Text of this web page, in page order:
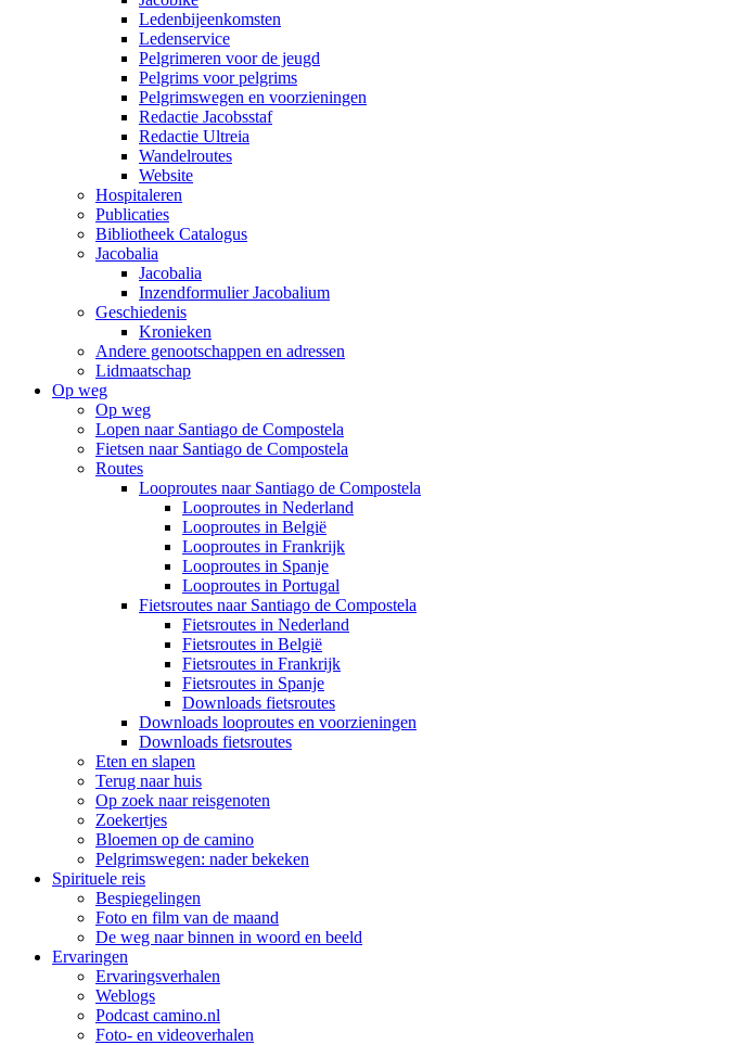
Ledenbijeenkomsten
Ledenservice
Pelgrimeren voor de jeugd
Pelgrims voor pelgrims
Pelgrimswegen en voorzieningen
Redactie Jacobsstaf
Redactie Ultreia
Wandelroutes
Website
Hospitaleren
Publicaties
Bibliotheek Catalogus
Jacobalia
Jacobalia
Inzendformulier Jacobalium
Geschiedenis
Kronieken
Andere genootschappen en adressen
Lidmaatschap
Op weg
Op weg
Lopen naar Santiago de Compostela
Fietsen naar Santiago de Compostela
Routes
Looproutes naar Santiago de Compostela
Looproutes in Nederland
Looproutes in België
Looproutes in Frankrijk
Looproutes in Spanje
Looproutes in Portugal
Fietsroutes naar Santiago de Compostela
Fietsroutes in Nederland
Fietsroutes in België
Fietsroutes in Frankrijk
Fietsroutes in Spanje
Downloads fietsroutes
Downloads looproutes en voorzieningen
Downloads fietsroutes
Eten en slapen
Terug naar huis
Op zoek naar reisgenoten
Zoekertjes
Bloemen op de camino
Pelgrimswegen: nader bekeken
Spirituele reis
Bespiegelingen
Foto en film van de maand
De weg naar binnen in woord en beeld
Ervaringen
Ervaringsverhalen
Weblogs
Podcast camino.nl
Foto- en videoverhalen